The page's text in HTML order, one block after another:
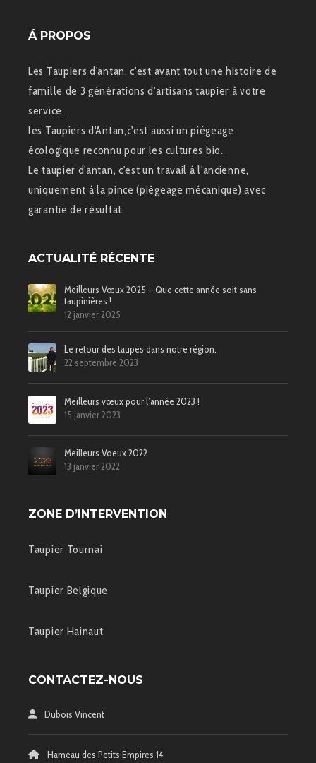
Á PROPOS
Les Taupiers d'antan, c'est avant tout une histoire de
famille de 3 générations d'artisans taupier à votre
service.
les Taupiers d'Antan,c'est aussi un piégeage
écologique reconnu pour les cultures bio.
Le taupier d'antan, c'est un travail à l'ancienne,
uniquement à la pince (piégeage mécanique) avec
garantie de résultat.
ACTUALITÉ RÉCENTE
Meilleurs Vœux 2025 – Que cette année soit sans
taupinières !
12 janvier 2025
Le retour des taupes dans notre région.
22 septembre 2023
Meilleurs vœux pour l’année 2023 !
15 janvier 2023
Meilleurs Voeux 2022
13 janvier 2022
ZONE D’INTERVENTION
Taupier Tournai
Taupier Belgique
Taupier Hainaut
CONTACTEZ-NOUS
Dubois Vincent
Hameau des Petits Empires 14